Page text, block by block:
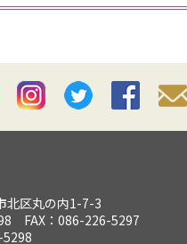
区丸の内1-7-3
FAX：086-226-5297